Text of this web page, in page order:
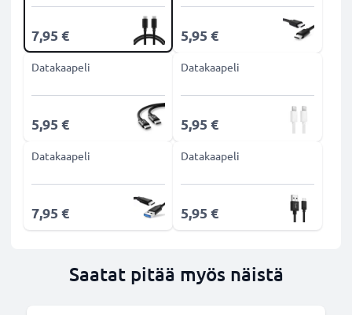
7,95 € 5,95 €
Datakaapeli
5,95 €
Datakaapeli
5,95 €
Datakaapeli
7,95 €
Datakaapeli
5,95 €
Saatat pitää myös näistä